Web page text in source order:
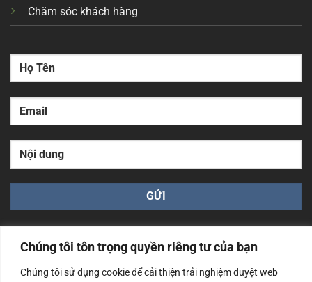
Chúng tôi tôn trọng quyền riêng tư của bạn
Chúng tôi sử dụng cookie để cải thiện trải nghiệm duyệt web
Chăm sóc khách hàng